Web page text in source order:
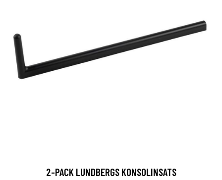
2-PACK LUNDBERGS KONSOLINSATS